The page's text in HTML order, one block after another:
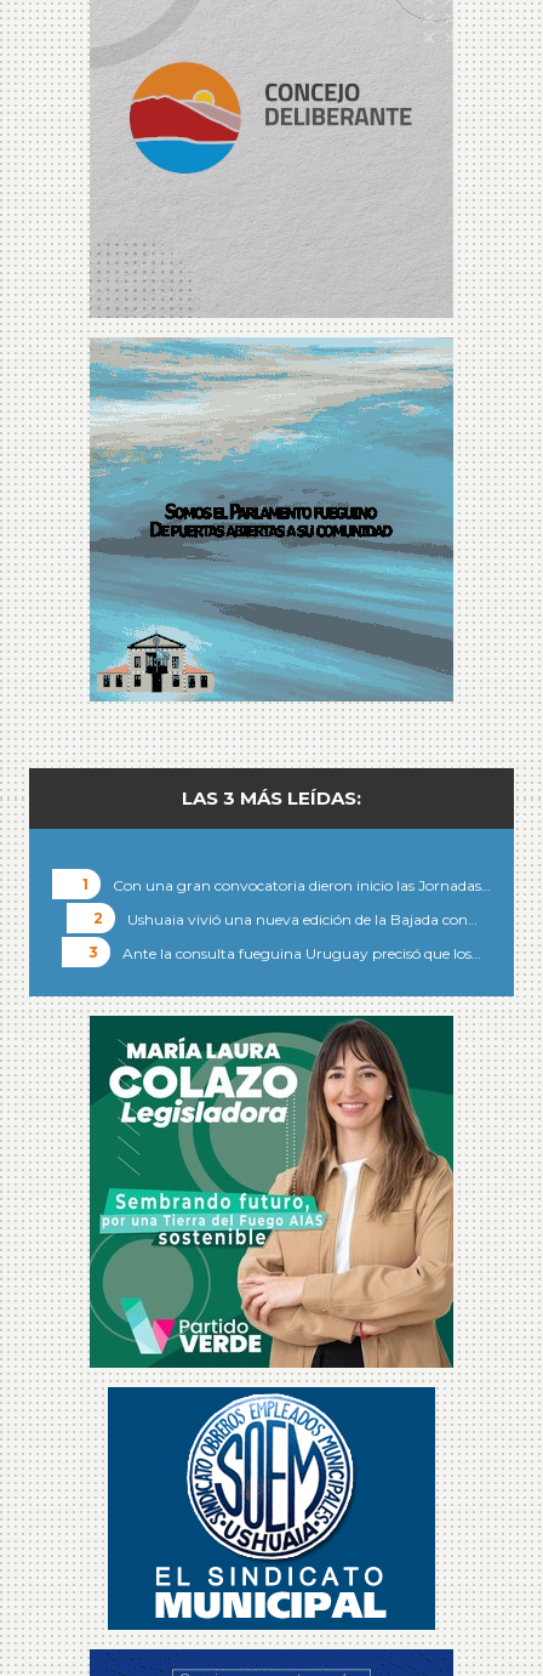
LAS 3 MÁS LEÍDAS:
Con una gran convocatoria dieron inicio las Jornadas…
Ushuaia vivió una nueva edición de la Bajada con…
Ante la consulta fueguina Uruguay precisó que los…